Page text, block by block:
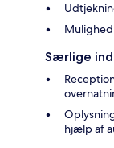
Særlige
hjælp af